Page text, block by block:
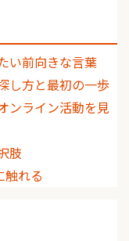
い前向きな言葉
し方と最初の一歩
ンライン活動を見
肢
れる